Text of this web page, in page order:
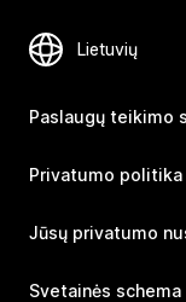
Paslaugų teikimo
Privatumo politika
Jūsų privatumo
Svetainės schema